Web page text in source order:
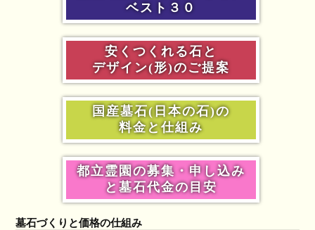
ベスト３０
安くつくれる石と
デザイン(形)のご提案
国産墓石(日本の石)の
料金と仕組み
都立霊園の募集・申し込み
と墓石代金の目安
墓石づくりと価格の仕組み